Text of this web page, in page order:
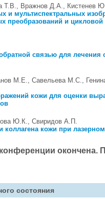
Т.В., Вражнов Д.А., Кистенев
и мультиспектральных
преобразований и цикловой
связью для лечения
М.Е., Савельева М.С.,
кожи для оценки
Ю.К., Свиридов А.П.
коллагена кожи при
окончена.
состояния